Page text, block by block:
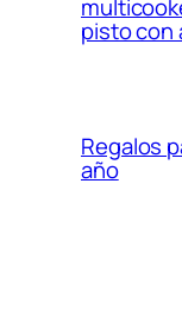
pisto con
Regalos
año